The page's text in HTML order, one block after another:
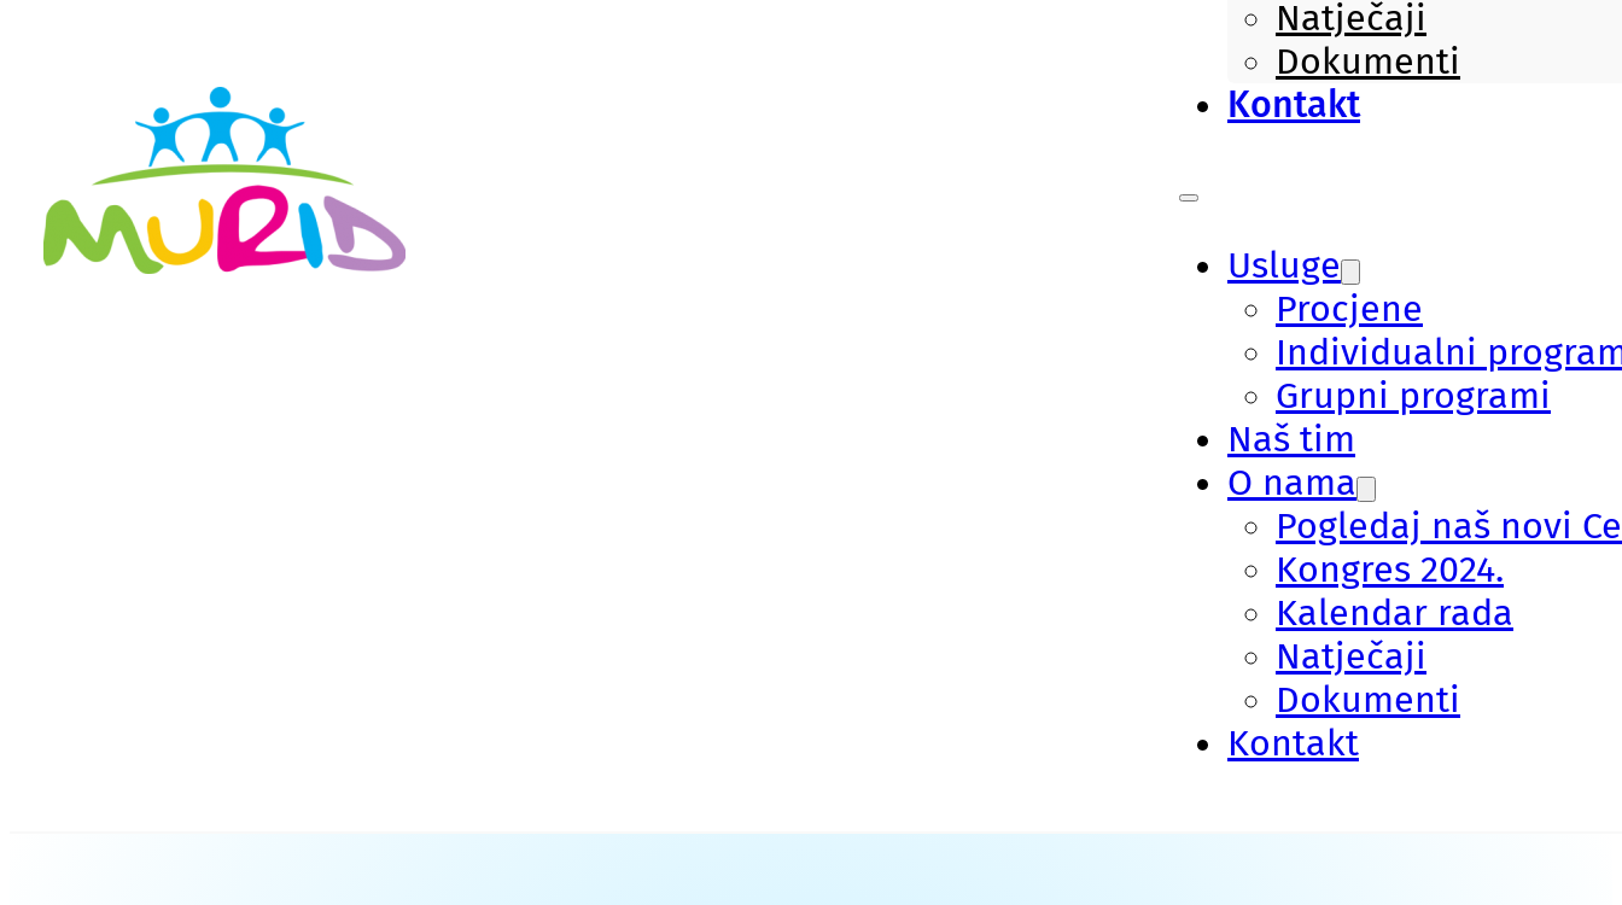
Natječaji
Dokumenti
Kontakt
Usluge
Procjene
Individualni
Grupni programi
Naš tim
O nama
Pogledaj naš novi
Kongres 2024.
Kalendar rada
Natječaji
Dokumenti
Kontakt